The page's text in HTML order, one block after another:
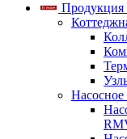
Продукция
Насосное